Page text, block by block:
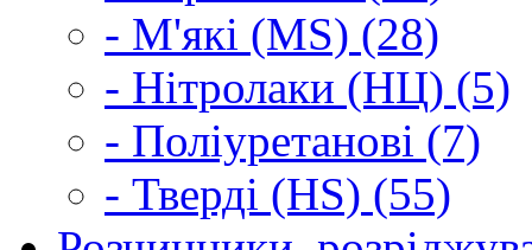
- М'які (MS) (28)
- Нітролаки (НЦ) (5)
- Поліуретанові (7)
- Тверді (HS) (55)